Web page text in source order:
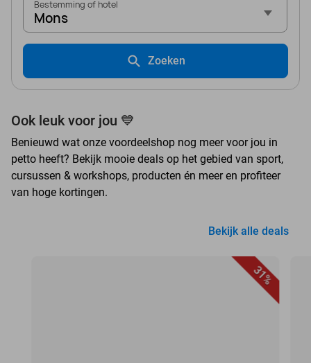
Bestemming of hotel
Mons
Zoeken
Ook leuk voor jou 💙
Benieuwd wat onze voordeelshop nog meer voor jou in
petto heeft? Bekijk mooie deals op het gebied van sport,
cursussen & workshops, producten én meer en profiteer
van hoge kortingen.
Bekijk alle deals
31%